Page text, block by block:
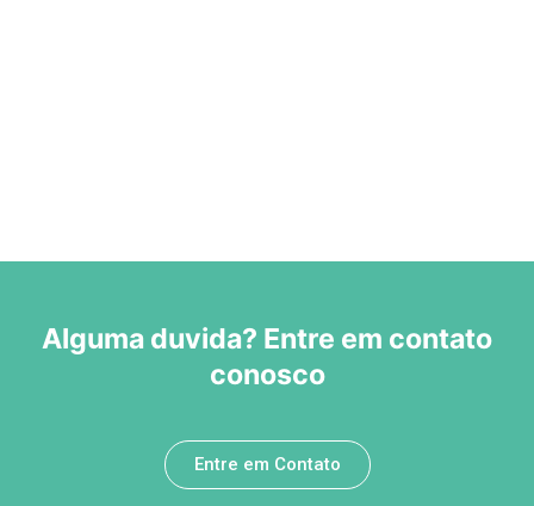
Alguma duvida? Entre em contato
conosco
Entre em Contato